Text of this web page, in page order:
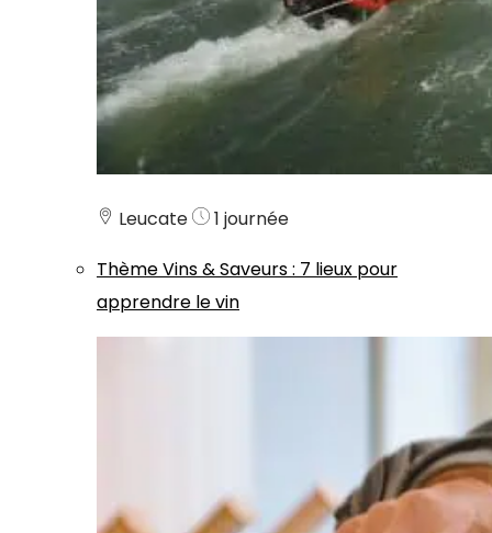
Leucate
1 journée
ThèmeVins & Saveurs: 7 lieux pour
apprendre le vin